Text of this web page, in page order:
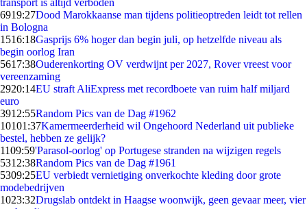
transport is altijd verboden
6919:27Dood Marokkaanse man tijdens politieoptreden leidt tot rellen
in Bologna
1516:18Gasprijs 6% hoger dan begin juli, op hetzelfde niveau als
begin oorlog Iran
5617:38Ouderenkorting OV verdwijnt per 2027, Rover vreest voor
vereenzaming
2920:14EU straft AliExpress met recordboete van ruim half miljard
euro
3912:55Random Pics van de Dag #1962
10101:37Kamermeerderheid wil Ongehoord Nederland uit publieke
bestel, hebben ze gelijk?
1109:59'Parasol-oorlog' op Portugese stranden na wijzigen regels
5312:38Random Pics van de Dag #1961
5309:25EU verbiedt vernietiging onverkochte kleding door grote
modebedrijven
1023:32Drugslab ontdekt in Haagse woonwijk, geen gevaar meer, vier